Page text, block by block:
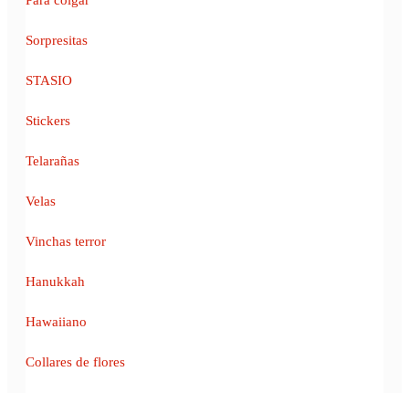
Sorpresitas
STASIO
Stickers
Telarañas
Velas
Vinchas terror
Hanukkah
Hawaiiano
Collares de flores